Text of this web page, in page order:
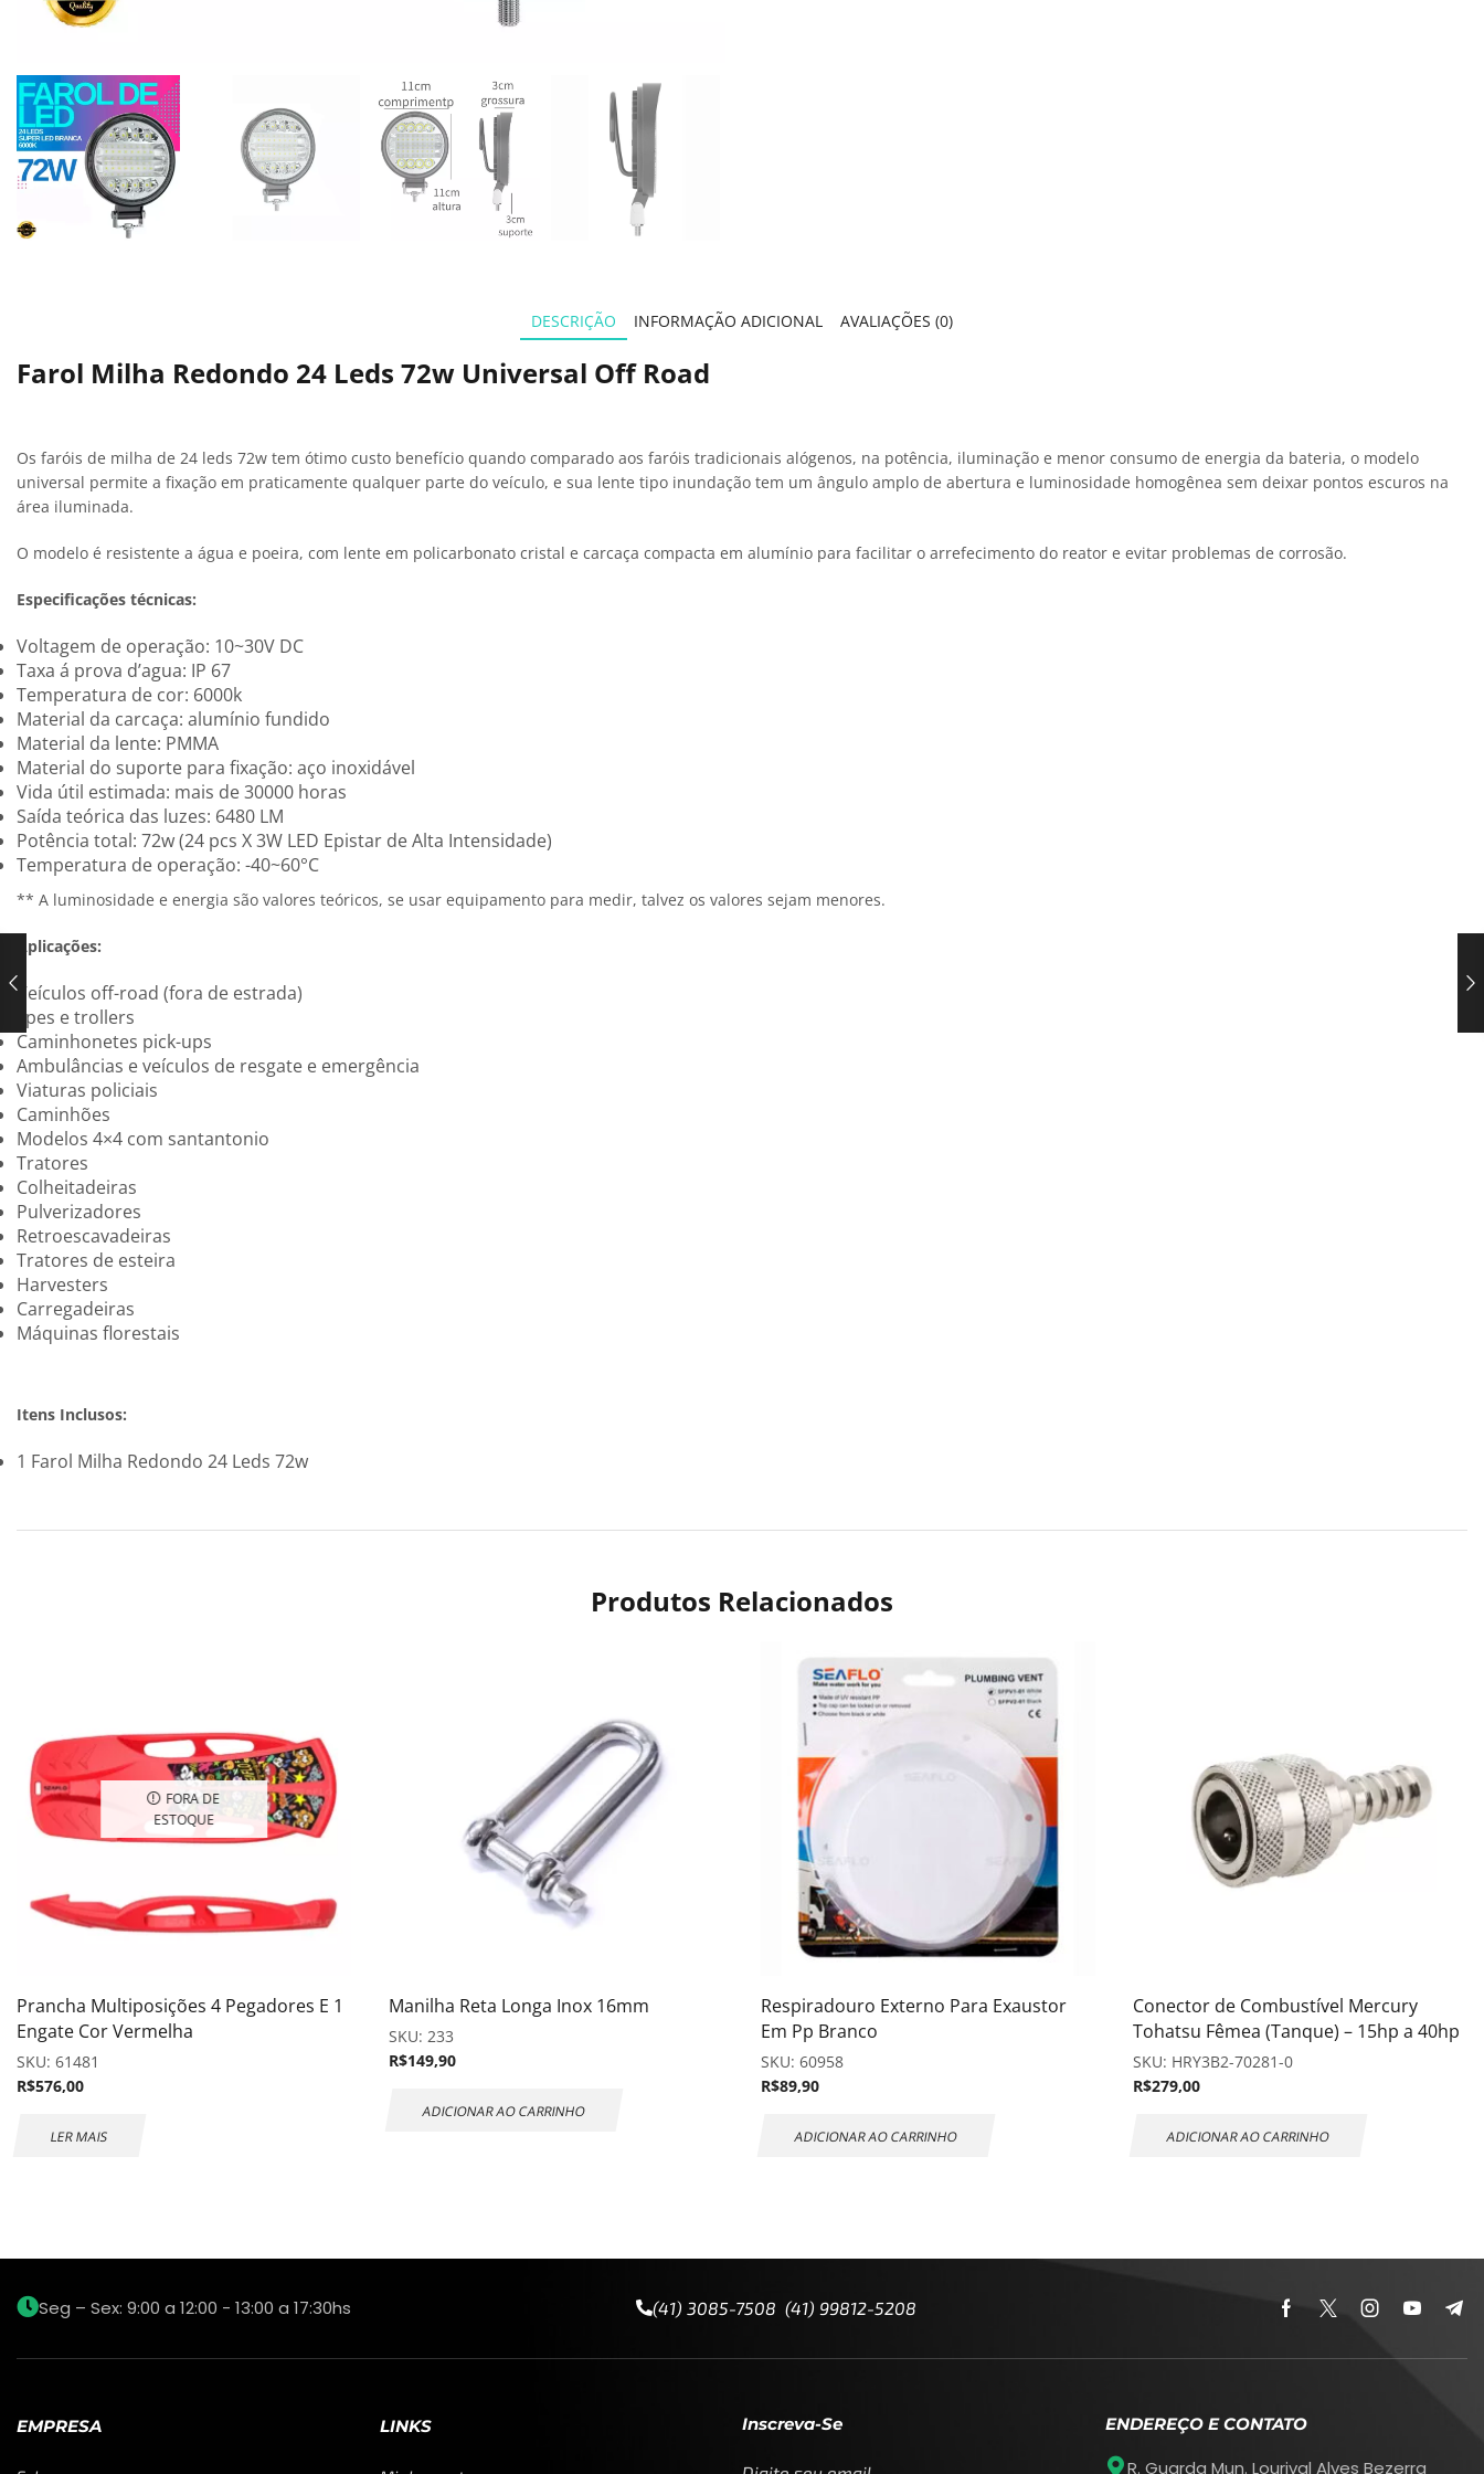
DESCRIÇÃO INFORMAÇÃO ADICIONAL AVALIAÇÕES (0)
Farol Milha Redondo 24 Leds 72w Universal Off Road
Os faróis de milha de 24 leds 72w tem ótimo custo benefício quando comparado aos faróis tradicionais alógenos, na potência, iluminação e menor consumo de energia da bateria, o modelo
universal permite a fixação em praticamente qualquer parte do veículo, e sua lente tipo inundação tem um ângulo amplo de abertura e luminosidade homogênea sem deixar pontos escuros na
área iluminada.
O modelo é resistente a água e poeira, com lente em policarbonato cristal e carcaça compacta em alumínio para facilitar o arrefecimento do reator e evitar problemas de corrosão.
Especificações técnicas:
Voltagem de operação: 10~30V DC
Taxa á prova d’agua: IP 67
Temperatura de cor: 6000k
Material da carcaça: alumínio fundido
Material da lente: PMMA
Material do suporte para fixação: aço inoxidável
Vida útil estimada: mais de 30000 horas
Saída teórica das luzes: 6480 LM
Potência total: 72w (24 pcs X 3W LED Epistar de Alta Intensidade)
Temperatura de operação: -40~60°C
** A luminosidade e energia são valores teóricos, se usar equipamento para medir, talvez os valores sejam menores.
Aplicações:
Veículos off-road (fora de estrada)
Jipes e trollers
Caminhonetes pick-ups
Ambulâncias e veículos de resgate e emergência
Viaturas policiais
Caminhões
Modelos 4×4 com santantonio
Tratores
Colheitadeiras
Pulverizadores
Retroescavadeiras
Tratores de esteira
Harvesters
Carregadeiras
Máquinas florestais
Itens Inclusos:
1 Farol Milha Redondo 24 Leds 72w
Produtos Relacionados
FORA DE
ESTOQUE
Prancha Multiposições 4 Pegadores E 1
Engate Cor Vermelha
SKU: 61481
R$576,00
LER MAIS
Manilha Reta Longa Inox 16mm
SKU: 233
R$149,90
ADICIONAR AO CARRINHO
Respiradouro Externo Para Exaustor
Em Pp Branco
SKU: 60958
R$89,90
ADICIONAR AO CARRINHO
Conector de Combustível Mercury
Tohatsu Fêmea (Tanque) – 15hp a 40hp
SKU: HRY3B2-70281-0
R$279,00
ADICIONAR AO CARRINHO
Seg – Sex: 9:00 a 12:00 - 13:00 a 17:30hs (41) 3085-7508 (41) 99812-5208
EMPRESA LINKS Inscreva-Se ENDEREÇO E CONTATO
R. Guarda Mun. Lourival Alves Bezerra